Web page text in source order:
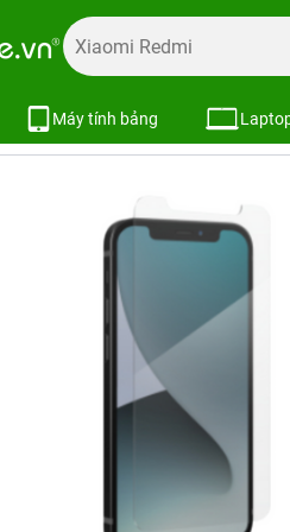
Máy tính bảng
Combo khuyến mãi